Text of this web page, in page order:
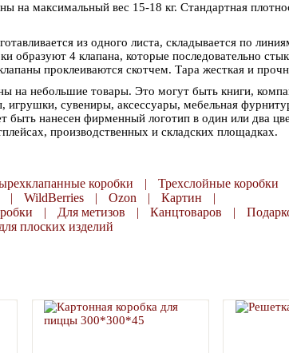
гофрокороб 400*400*300 с
54.86 руб.
-
шт.
В КОРЗИНУ
400х300х400
+
В КОРЗИНУ
на максимальный вес 15-18 кг. Стандартная
из одного листа, складывается по
образуют 4 клапана, которые последовательно
проклеиваются скотчем. Тара жесткая и
на небольшие товары. Это могут быть книги,
игрушки, сувениры, аксессуары, мебельная
быть нанесен фирменный логотип в один или два
производственных и складских площадках.
коробки | Трехслойные коробки
| WildBerries | Ozon | Картин
|
| Для метизов | Канцтоваров |
плоских изделий